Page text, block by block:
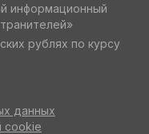
информационный
рублях по курсу
данных
cookie